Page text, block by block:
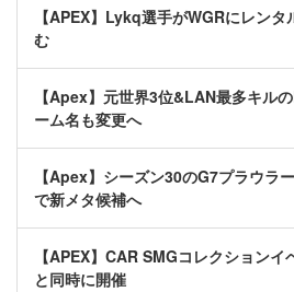
【APEX】Lykq選手がWGRにレン
む
【Apex】元世界3位&LAN最多キル
ーム名も変更へ
【Apex】シーズン30のG7プラウラ
で新メタ候補へ
【APEX】CAR SMGコレクション
と同時に開催